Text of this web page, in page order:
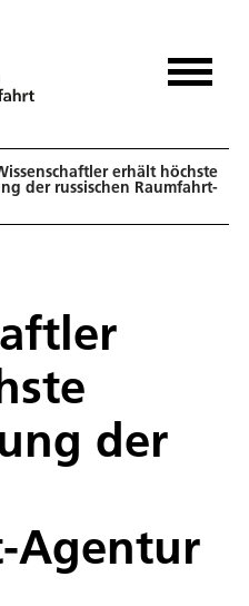
erhält höchste
der russischen Raumfahrt-
der
Agentur